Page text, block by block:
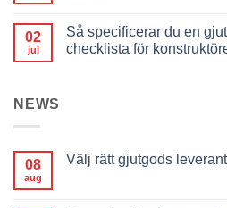
02
jul
Så specificerar du en
checklista för
NEWS
08
aug
Välj rätt gjutgods